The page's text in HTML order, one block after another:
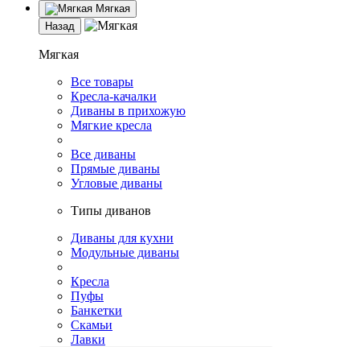
Мягкая
Назад
Мягкая
Все товары
Кресла-качалки
Диваны в прихожую
Мягкие кресла
Все диваны
Прямые диваны
Угловые диваны
Типы диванов
Диваны для кухни
Модульные диваны
Кресла
Пуфы
Банкетки
Скамьи
Лавки